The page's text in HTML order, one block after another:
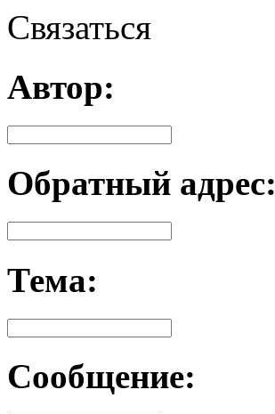
Связаться
Автор:
Обратный адрес:
Тема:
Сообщение: